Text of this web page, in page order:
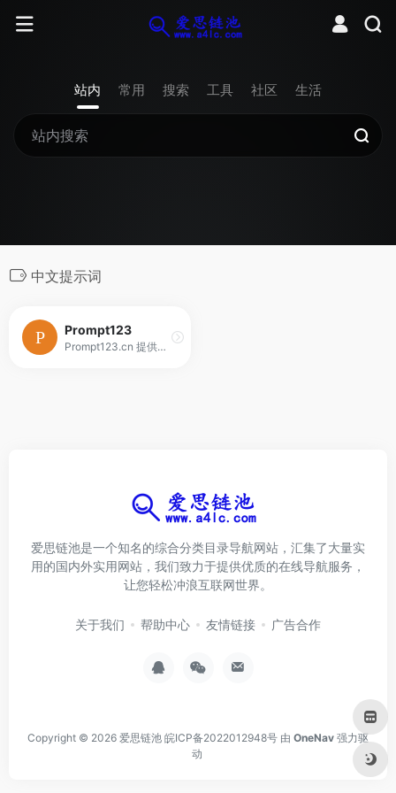
站内 常用 搜索 工具 社区 生活
中文提示词
Prompt123
Prompt123.cn 提供安全可靠的中文AI提示词资源，覆盖 DeepSeek/Kimi、小红书、短视频、AI写作、会议纪要、AI编程、论文、翻译与数据分析等高频中文场景。
爱思链池是一个知名的综合分类目录导航网站，汇集了大量实
用的国内外实用网站，我们致力于提供优质的在线导航服务，
让您轻松冲浪互联网世界。
关于我们 帮助中心 友情链接 广告合作
Copyright © 2026 爱思链池 皖ICP备2022012948号 由 OneNav 强力驱
动